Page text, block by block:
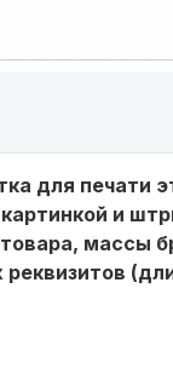
для печати
и
массы